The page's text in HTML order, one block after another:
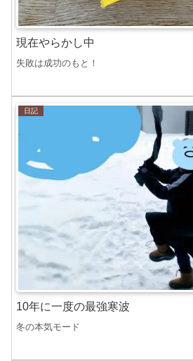
現在やらかし中
失敗は成功のもと！
日記
10年に一度の最強寒波
冬の本気モード